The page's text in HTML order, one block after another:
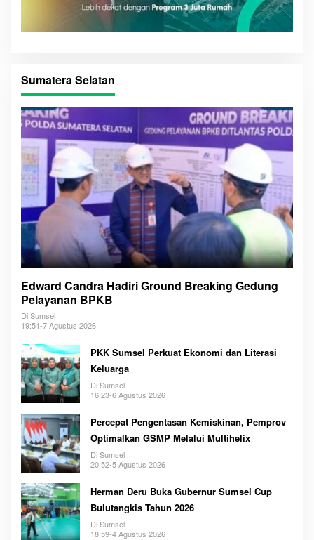
Sumatera Selatan
Edward Candra Hadiri Ground Breaking Gedung
Pelayanan BPKB
Di Sumsel
19:51-7 Agustus 2026
PKK Sumsel Perkuat Ekonomi dan Literasi
Keluarga
Di Sumsel
16:23-6 Agustus 2026
Percepat Pengentasan Kemiskinan, Pemprov
Optimalkan GSMP Melalui Multihelix
Di Sumsel
20:52-5 Agustus 2026
Herman Deru Buka Gubernur Sumsel Cup
Bulutangkis Tahun 2026
Di Sumsel
18:59-4 Agustus 2026